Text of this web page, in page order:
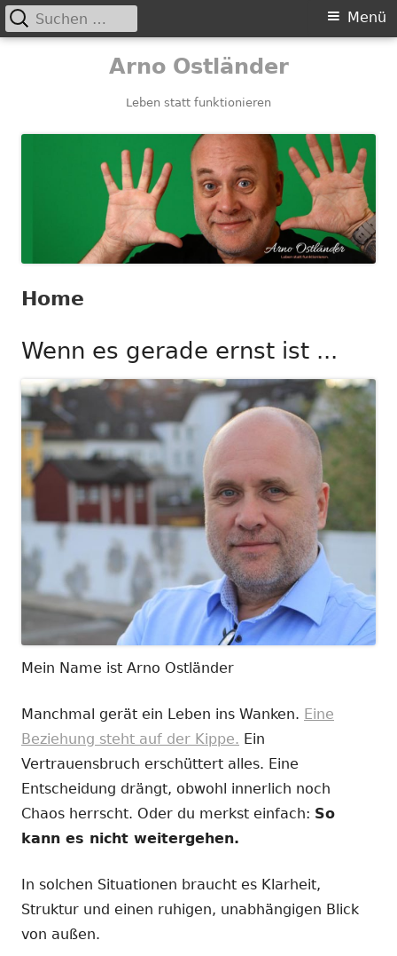
Arno Ostländer
Leben statt funktionieren
Primäres
Menü
Suchen
nach:
Home
Wenn es gerade ernst ist ...
Mein Name ist Arno Ostländer
Manchmal gerät ein Leben ins Wanken. Eine
Beziehung steht auf der Kippe. Ein
Vertrauensbruch erschüttert alles. Eine
Entscheidung drängt, obwohl innerlich noch
Chaos herrscht. Oder du merkst einfach: So
kann es nicht weitergehen.
In solchen Situationen braucht es Klarheit,
Struktur und einen ruhigen, unabhängigen Blick
von außen.